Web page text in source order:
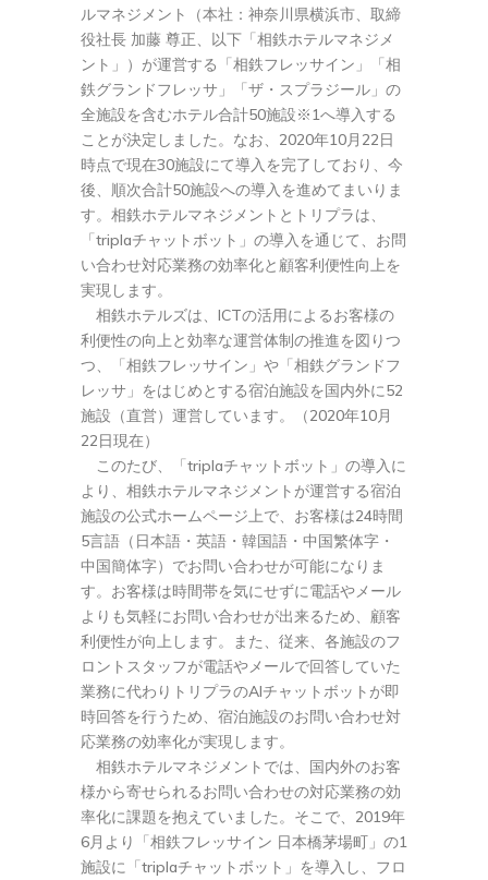
ルマネジメント（本社：神奈川県横浜市、取締
役社長 加藤 尊正、以下「相鉄ホテルマネジメ
ント」）が運営する「相鉄フレッサイン」「相
鉄グランドフレッサ」「ザ・スプラジール」の
全施設を含むホテル合計50施設※1へ導入する
ことが決定しました。なお、2020年10月22日
時点で現在30施設にて導入を完了しており、今
後、順次合計50施設への導入を進めてまいりま
す。相鉄ホテルマネジメントとトリプラは、
「triplaチャットボット」の導入を通じて、お問
い合わせ対応業務の効率化と顧客利便性向上を
実現します。
相鉄ホテルズは、ICTの活用によるお客様の
利便性の向上と効率な運営体制の推進を図りつ
つ、「相鉄フレッサイン」や「相鉄グランドフ
レッサ」をはじめとする宿泊施設を国内外に52
施設（直営）運営しています。（2020年10月
22日現在）
このたび、「triplaチャットボット」の導入に
より、相鉄ホテルマネジメントが運営する宿泊
施設の公式ホームページ上で、お客様は24時間
5言語（日本語・英語・韓国語・中国繁体字・
中国簡体字）でお問い合わせが可能になりま
す。お客様は時間帯を気にせずに電話やメール
よりも気軽にお問い合わせが出来るため、顧客
利便性が向上します。また、従来、各施設のフ
ロントスタッフが電話やメールで回答していた
業務に代わりトリプラのAIチャットボットが即
時回答を行うため、宿泊施設のお問い合わせ対
応業務の効率化が実現します。
相鉄ホテルマネジメントでは、国内外のお客
様から寄せられるお問い合わせの対応業務の効
率化に課題を抱えていました。そこで、2019年
6月より「相鉄フレッサイン 日本橋茅場町」の1
施設に「triplaチャットボット」を導入し、フロ